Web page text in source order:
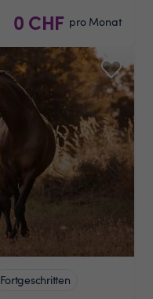
0 CHF pro Monat
Fortgeschritten